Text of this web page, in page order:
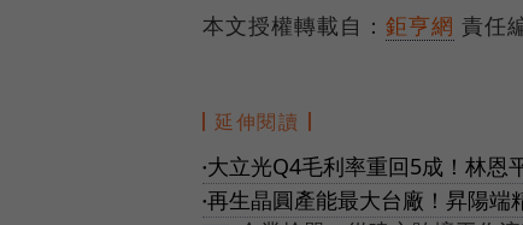
本文授權轉載自： 鉅亨網 責任
延伸閱讀
● 大立光Q4毛利率重回5成！林恩
●再生晶圓產能最大台廠！昇陽端